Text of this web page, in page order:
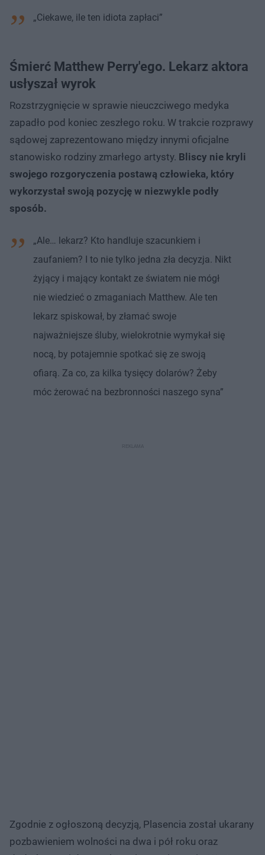
„Ciekawe, ile ten idiota zapłaci”
Śmierć Matthew Perry'ego. Lekarz aktora
usłyszał wyrok
Rozstrzygnięcie w sprawie nieuczciwego medyka
zapadło pod koniec zeszłego roku. W trakcie rozprawy
sądowej zaprezentowano między innymi oficjalne
stanowisko rodziny zmarłego artysty. Bliscy nie kryli
swojego rozgoryczenia postawą człowieka, który
wykorzystał swoją pozycję w niezwykle podły
sposób.
„Ale… lekarz? Kto handluje szacunkiem i
zaufaniem? I to nie tylko jedna zła decyzja. Nikt
żyjący i mający kontakt ze światem nie mógł
nie wiedzieć o zmaganiach Matthew. Ale ten
lekarz spiskował, by złamać swoje
najważniejsze śluby, wielokrotnie wymykał się
nocą, by potajemnie spotkać się ze swoją
ofiarą. Za co, za kilka tysięcy dolarów? Żeby
móc żerować na bezbronności naszego syna”
Zgodnie z ogłoszoną decyzją, Plasencia został ukarany
pozbawieniem wolności na dwa i pół roku oraz